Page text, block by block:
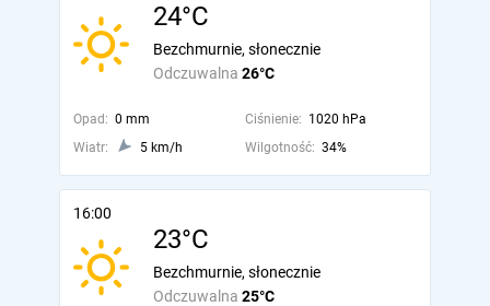
24°C
Odczuwalna 26°C
Bezchmurnie, słonecznie
Opad: 0 mm Ciśnienie: 1020 hPa
Wiatr:
5 km/h Wilgotność: 34%
16:00
23°C
Odczuwalna 25°C
Bezchmurnie, słonecznie